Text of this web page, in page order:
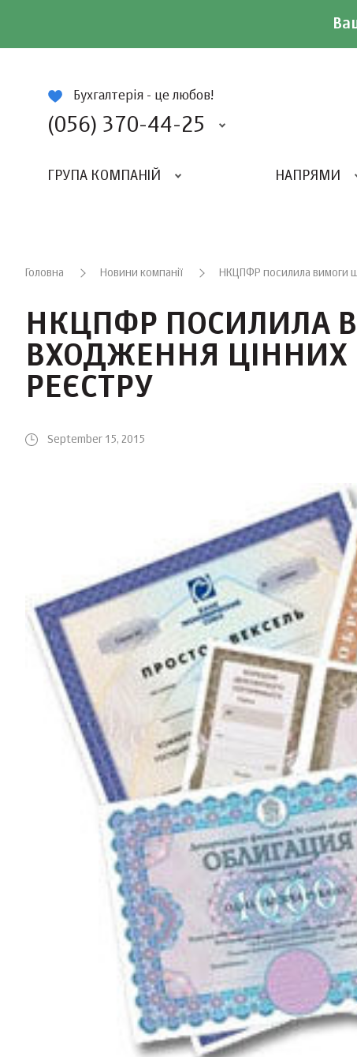
Бухгалтерія - це любов!
(056) 370-44-25
ГРУПА КОМПАНІЙ НАПРЯМИ
Головна Новини компанії НКЦПФР посилила вимоги
НКЦПФР ПОСИЛИЛА
ВХОДЖЕННЯ ЦІННИХ
РЕЄСТРУ
September 15, 2015